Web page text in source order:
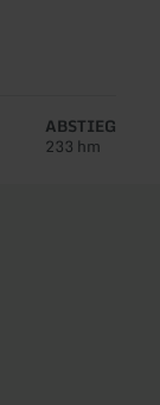
ABSTIEG
233 hm